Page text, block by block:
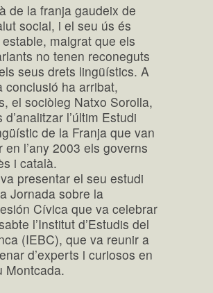
de la franja gaudeix de
social, i el seu ús és
malgrat que els
no tenen reconeguts
seus drets lingüístics. A
conclusió ha arribat,
el sociòleg Natxo Sorolla,
d’analitzar l’últim Estudi
de la Franja que van
en l’any 2003 els governs
i català.
presentar el seu estudi
Jornada sobre la
Cívica que va celebrar
l’Institut d’Estudis del
(IEBC), que va reunir a
d’experts i curiosos en
Montcada.